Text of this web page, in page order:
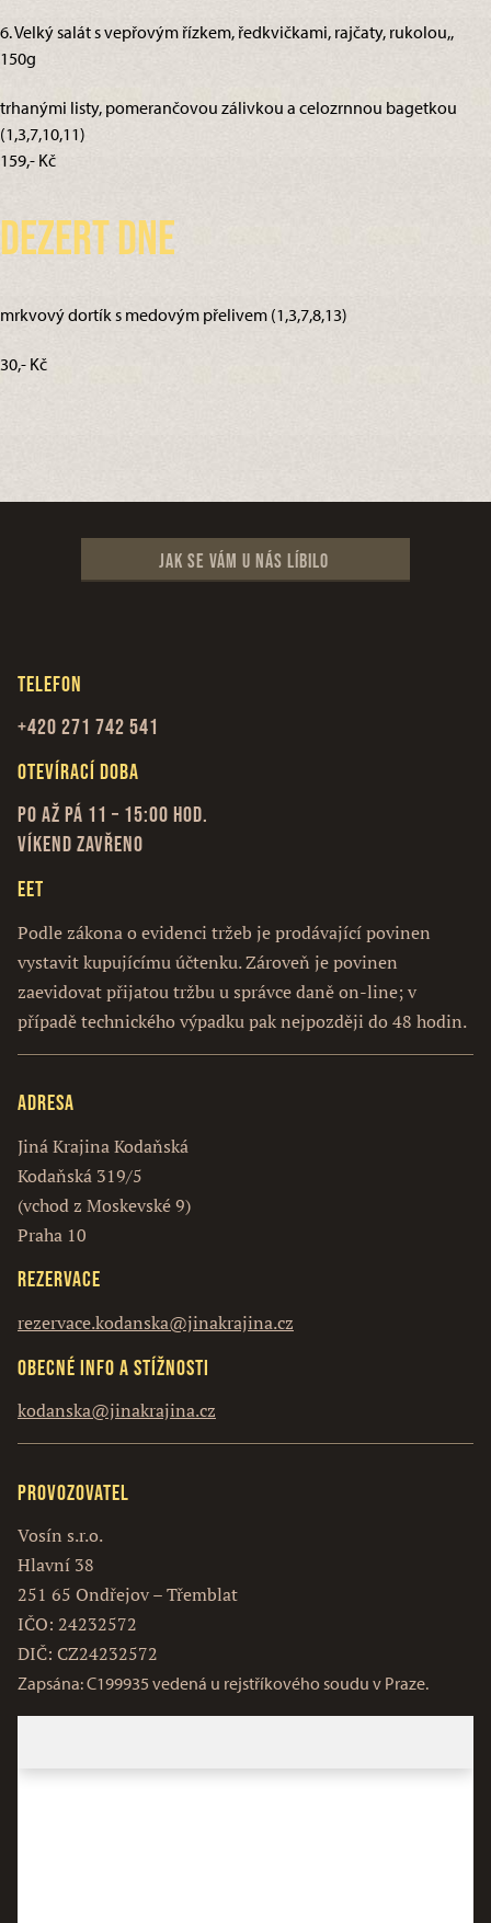
6. Velký salát s vepřovým řízkem, ředkvičkami, rajčaty, rukolou,,
150g
trhanými listy, pomerančovou zálivkou a celozrnnou bagetkou
(1,3,7,10,11)
159,- Kč
Dezert dne
mrkvový dortík s medovým přelivem (1,3,7,8,13)
30,- Kč
Jak se vám u nás líbilo
Telefon
+420 271 742 541
Otevírací doba
Po až Pá 11 – 15:00 hod.
Víkend zavřeno
EET
Podle zákona o evidenci tržeb je prodávající povinen
vystavit kupujícímu účtenku. Zároveň je povinen
zaevidovat přijatou tržbu u správce daně on-line; v
případě technického výpadku pak nejpozději do 48 hodin.
Adresa
Jiná Krajina Kodaňská
Kodaňská 319/5
(vchod z Moskevské 9)
Praha 10
Rezervace
rezervace.kodanska@jinakrajina.cz
Obecné info a stížnosti
kodanska@jinakrajina.cz
Provozovatel
Vosín s.r.o.
Hlavní 38
251 65 Ondřejov – Třemblat
IČO: 24232572
DIČ: CZ24232572
Zapsána: C199935 vedená u rejstříkového soudu v Praze.